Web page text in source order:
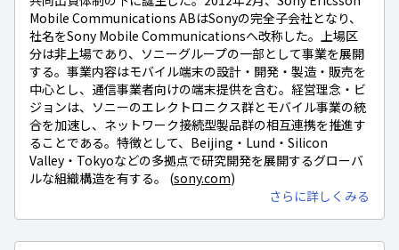
Mobile Communications ABはSonyの完全子会社となり、
社名をSony Mobile Communicationsへ改称した。上場区
分は非上場であり、ソニーグループの一部として事業を展開
する。事業内容はモバイル端末の設計・開発・製造・販売を
中心とし、通信事業者向けの端末提供を含む。経営理念・ビ
ジョンは、ソニーのエレクトロニクス群とモバイル事業の統
合を加速し、ネットワーク接続型製品群の相互連携を推進す
ることである。特徴として、Beijing・Lund・Silicon
Valley・Tokyoなどの多拠点で研究開発を展開するグローバ
ルな組織構造を有する。 (sony.com)
さらに詳しくみる